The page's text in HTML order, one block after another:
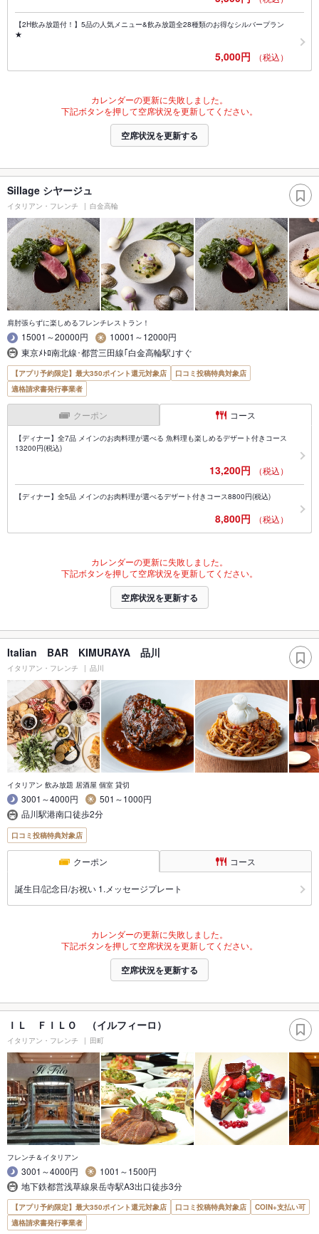
【2H飲み放題付！】5品の人気メニュー&飲み放題全28種類のお得なシルバープラン
★
5,000円 （税込）
カレンダーの更新に失敗しました。
下記ボタンを押して空席状況を更新してください。
空席状況を更新する
Sillage シヤージュ
イタリアン・フレンチ 白金高輪
肩肘張らずに楽しめるフレンチレストラン！
15001～20000円
10001～12000円
東京ﾒﾄﾛ南北線･都営三田線｢白金高輪駅｣すぐ
【アプリ予約限定】最大350ポイント還元対象店
口コミ投稿特典対象店
適格請求書発行事業者
クーポン コース
【ディナー】全7品 メインのお肉料理が選べる 魚料理も楽しめるデザート付きコース
13200円(税込)
13,200円 （税込）
【ディナー】全5品 メインのお肉料理が選べるデザート付きコース8800円(税込)
8,800円 （税込）
カレンダーの更新に失敗しました。
下記ボタンを押して空席状況を更新してください。
空席状況を更新する
Italian BAR KIMURAYA 品川
イタリアン・フレンチ 品川
イタリアン 飲み放題 居酒屋 個室 貸切
3001～4000円
501～1000円
品川駅港南口徒歩2分
口コミ投稿特典対象店
クーポン コース
誕生日/記念日/お祝い 1.メッセージプレート
カレンダーの更新に失敗しました。
下記ボタンを押して空席状況を更新してください。
空席状況を更新する
ＩＬ ＦＩＬＯ （イルフィーロ）
イタリアン・フレンチ 田町
フレンチ＆イタリアン
3001～4000円
1001～1500円
地下鉄都営浅草線泉岳寺駅A3出口徒歩3分
【アプリ予約限定】最大350ポイント還元対象店 口コミ投稿特典対象店
COIN+支払い可
適格請求書発行事業者